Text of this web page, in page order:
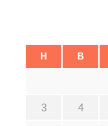
H B
3 4